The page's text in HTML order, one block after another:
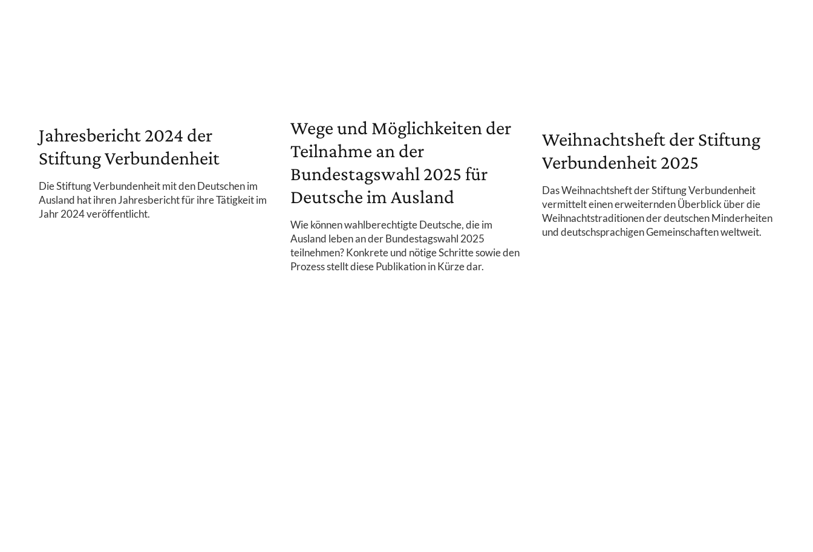
Jahresbericht 2024 der
Stiftung Verbundenheit
Die Stiftung Verbundenheit mit den Deutschen im
Ausland hat ihren Jahresbericht für ihre Tätigkeit im
Jahr 2024 veröffentlicht.
Wege und Möglichkeiten der
Teilnahme an der
Bundestagswahl 2025 für
Deutsche im Ausland
Wie können wahlberechtigte Deutsche, die im
Ausland leben an der Bundestagswahl 2025
teilnehmen? Konkrete und nötige Schritte sowie den
Prozess stellt diese Publikation in Kürze dar.
Weihnachtsheft der Stiftung
Verbundenheit 2025
Das Weihnachtsheft der Stiftung Verbundenheit
vermittelt einen erweiternden Überblick über die
Weihnachtstraditionen der deutschen Minderheiten
und deutschsprachigen Gemeinschaften weltweit.